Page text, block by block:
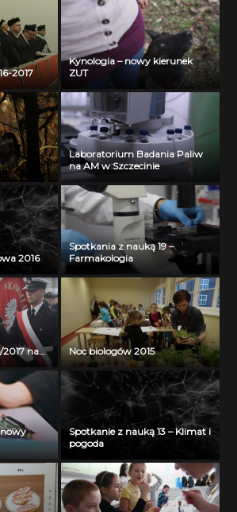
2017
Kynologia – nowy kierunek
ZUT
Laboratorium Badania Paliw
na AM w Szczecinie
2016
Spotkania z nauką 19 –
Farmakologia
2017 na
Noc biologów 2015
Spotkanie z nauką 13 – Klimat i
pogoda